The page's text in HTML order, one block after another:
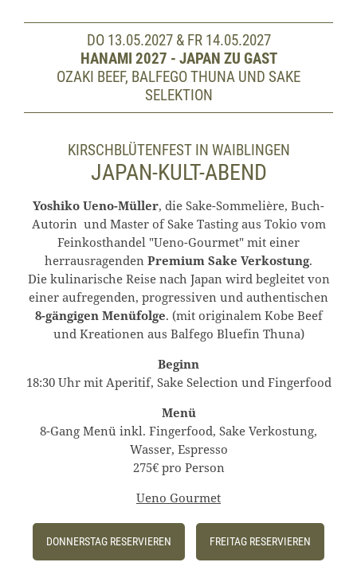
DO 13.05.2027 & FR 14.05.2027
HANAMI 2027 - JAPAN ZU GAST
OZAKI BEEF, BALFEGO THUNA UND SAKE
SELEKTION
KIRSCHBLÜTENFEST IN WAIBLINGEN
JAPAN-KULT-ABEND
Yoshiko Ueno-Müller, die Sake-Sommelière, Buch-
Autorin und Master of Sake Tasting aus Tokio vom
Feinkosthandel "Ueno-Gourmet" mit einer
herrausragenden Premium Sake Verkostung.
Die kulinarische Reise nach Japan wird begleitet von
einer aufregenden, progressiven und authentischen
8-gängigen Menüfolge. (mit originalem Kobe Beef
und Kreationen aus Balfego Bluefin Thuna)
Beginn
18:30 Uhr mit Aperitif, Sake Selection und Fingerfood
Menü
8-Gang Menü inkl. Fingerfood, Sake Verkostung,
Wasser, Espresso
275€ pro Person
Ueno Gourmet
DONNERSTAG RESERVIEREN FREITAG RESERVIEREN